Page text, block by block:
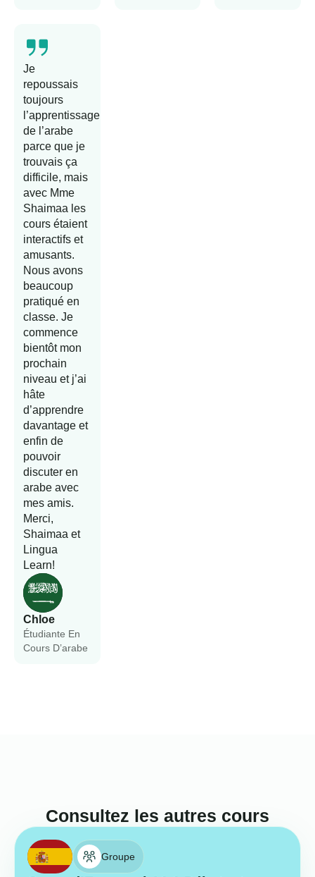
Chloe
Étudiante En
Cours D’arabe
Je
repoussais
toujours
l’apprentissage
de l’arabe
parce que je
trouvais ça
difficile, mais
avec Mme
Shaimaa les
cours étaient
interactifs et
amusants.
Nous avons
beaucoup
pratiqué en
classe. Je
commence
bientôt mon
prochain
niveau et j’ai
hâte
d’apprendre
davantage et
enfin de
pouvoir
discuter en
arabe avec
mes amis.
Merci,
Shaimaa et
Lingua
Learn!
Consultez les autres cours
Groupe